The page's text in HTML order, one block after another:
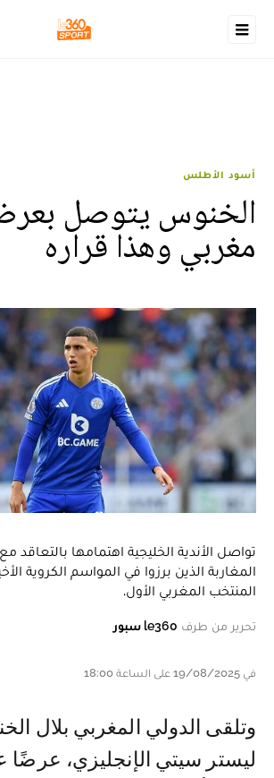
أسود الأطلس
الخنوس يتوصل
مغربي وهذا قراره
تواصل الأندية الخليجية اهتمامها بالتعاقد
المغاربة الذين برزوا في المواسم الكروية
المنتخب المغربي الأول.
تحرير من طرف le360 سبور
في 19/08/2025 على الساعة 18:00
وتلقى الدولي المغربي بلال الخنوس، لاعب
ليستر سيتي الإنجليزي، عرضًا